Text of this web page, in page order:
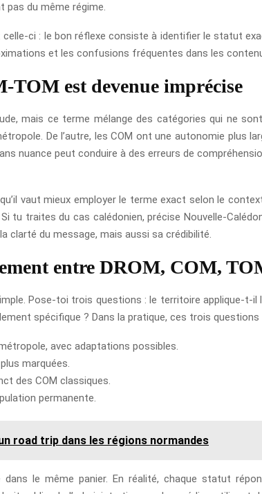
pas du même régime.
celle-ci : le bon réflexe consiste à identifier le statut
et les confusions fréquentes dans les
est devenue imprécise
mais ce terme mélange des catégories qui ne
De l’autre, les COM ont une autonomie plus
nuance peut conduire à des erreurs de
vaut mieux employer le terme exact selon le
tu traites du cas calédonien, précise Nouvelle-
clarté du message, mais aussi sa crédibilité.
entre DROM, COM,
Pose-toi trois questions : le territoire applique-t-
spécifique ? Dans la pratique, ces trois
avec adaptations possibles.
marquées.
des COM classiques.
permanente.
road trip dans les régions normandes
le même panier. En réalité, chaque statut